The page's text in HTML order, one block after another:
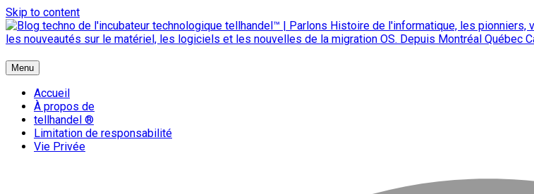
Skip to content
{ + }
blog technologique du hub | migration GNU Linux
Menu
Accueil
À propos de
tellhandel ®
Limitation de responsabilité
Vie Privée